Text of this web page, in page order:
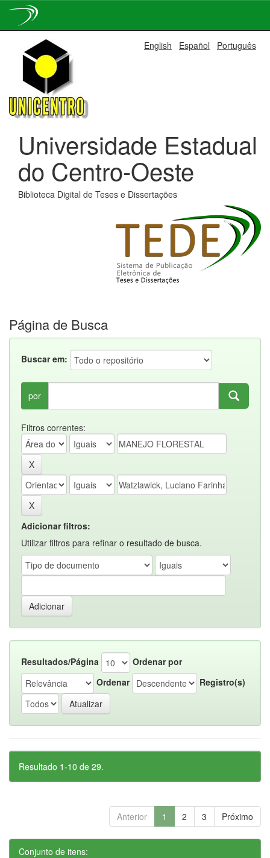
navigation
English Español Português
Universidade Estadual
do Centro-Oeste
Biblioteca Digital de Teses e Dissertações
Página de Busca
Buscar em:
por
Filtros correntes:
Adicionar filtros:
Utilizar filtros para refinar o resultado de busca.
Resultados/Página
Ordenar por
Ordenar
Registro(s)
Resultado 1-10 de 29.
Anterior 1 2 3 Próximo
Conjunto de itens: